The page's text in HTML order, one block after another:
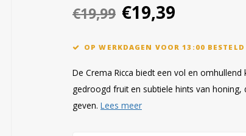
€19,99 €19,39
OP WERKDAGEN VOOR 13:00
De Crema Ricca biedt een vol en
gedroogd fruit en subtiele hints van
geven. Lees meer